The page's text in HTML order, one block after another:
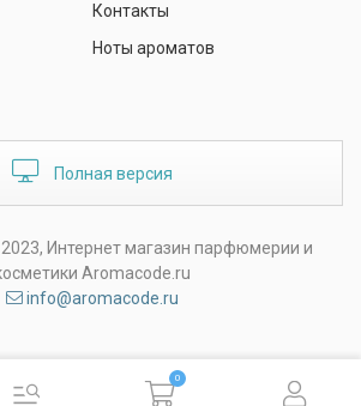
Контакты
Ноты ароматов
Полная версия
Интернет магазин парфюмерии и
Aromacode.ru
info@aromacode.ru
0